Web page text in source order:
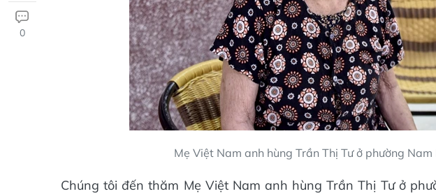
0
Mẹ Việt Nam anh hùng Trần Thị Tư ở phường Nam
Chúng tôi đến thăm Mẹ Việt Nam anh hùng Trần Thị Tư ở